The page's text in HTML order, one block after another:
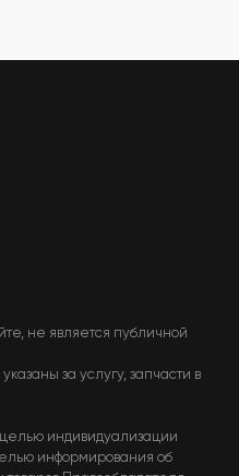
не является публичной
за услугу, запчасти в
индивидуализации
информирования об